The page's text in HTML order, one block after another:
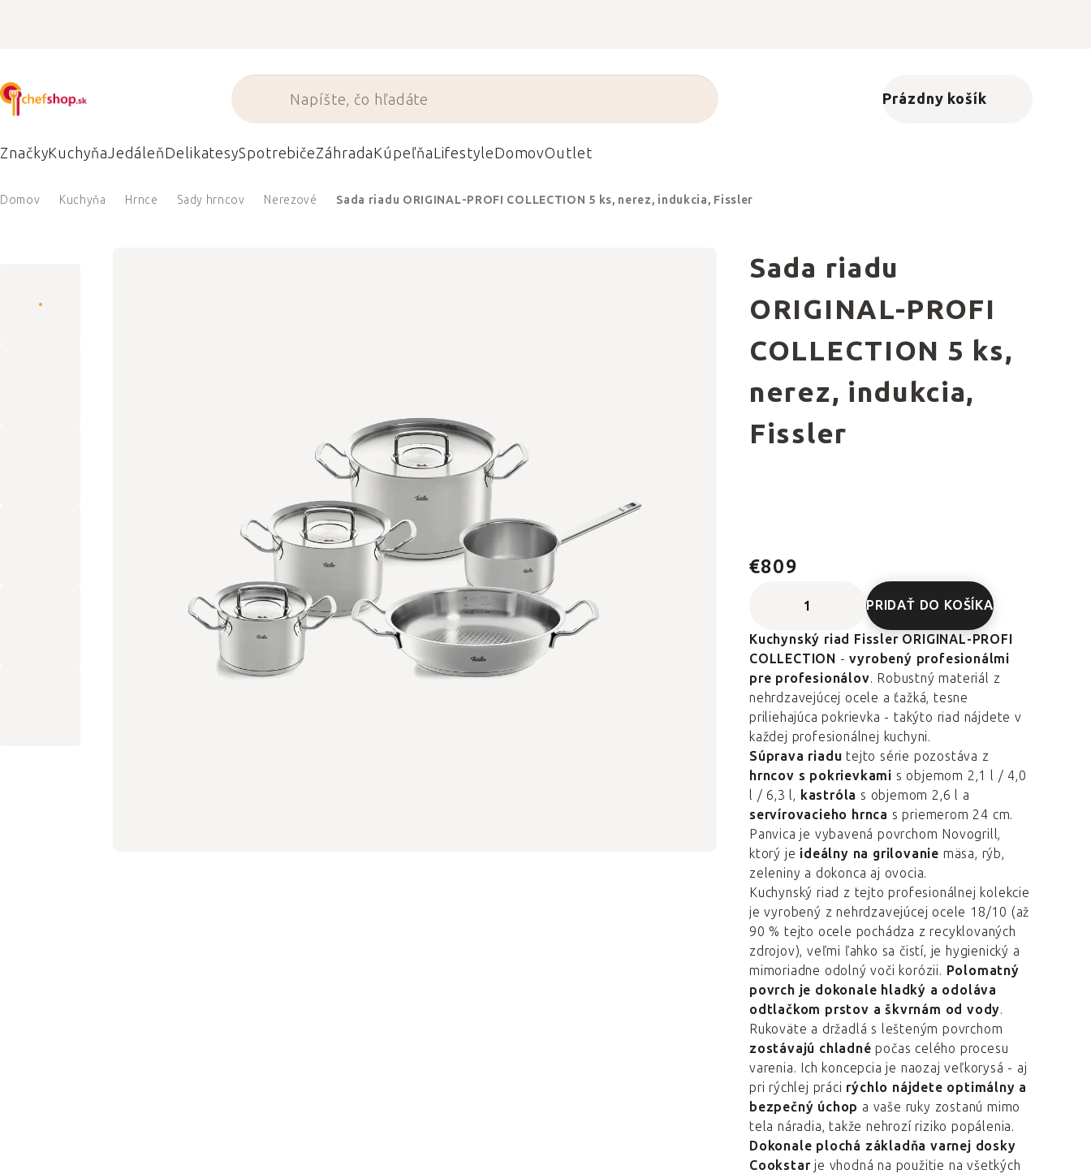
Nákupný košík
Prázdny košík
ZnačkyKuchyňaJedáleňDelikatesySpotrebičeZáhradaKúpeľňaLifestyleDomovOutlet
Domov Kuchyňa Hrnce Sady hrncov Nerezové Sada riadu ORIGINAL-PROFI COLLECTION 5 ks, nerez, indukcia, Fissler
Sada riadu
ORIGINAL-PROFI
COLLECTION 5 ks,
nerez, indukcia,
Fissler
€809
PRIDAŤ DO KOŠÍKA
Kuchynský riad Fissler ORIGINAL-PROFI
COLLECTION -vyrobený profesionálmi
pre profesionálov. Robustný materiál z
nehrdzavejúcej ocele a ťažká, tesne
priliehajúca pokrievka - takýto riad nájdete v
každej profesionálnej kuchyni.
Súprava riadutejto série pozostáva z
hrncov s pokrievkami s objemom 2,1 l / 4,0
l / 6,3 l, kastrólas objemom 2,6 l a
servírovacieho hrnca s priemerom 24 cm.
Panvica je vybavená povrchom Novogrill,
ktorý je ideálny na grilovanie mäsa, rýb,
zeleniny a dokonca aj ovocia.
Kuchynský riad z tejto profesionálnej kolekcie
je vyrobený z nehrdzavejúcej ocele 18/10 (až
90 % tejto ocele pochádza z recyklovaných
zdrojov), veľmi ľahko sa čistí, je hygienický a
mimoriadne odolný voči korózii. Polomatný
povrch je dokonale hladký a odoláva
odtlačkom prstov a škvrnám od vody.
Rukoväte a držadlá s lešteným povrchom
zostávajú chladné počas celého procesu
varenia. Ich koncepcia je naozaj veľkorysá - aj
pri rýchlej práci rýchlo nájdete optimálny a
bezpečný úchop a vaše ruky zostanú mimo
tela náradia, takže nehrozí riziko popálenia.
Dokonale plochá základňa varnej dosky
Cookstarje vhodná na použitie na všetkých